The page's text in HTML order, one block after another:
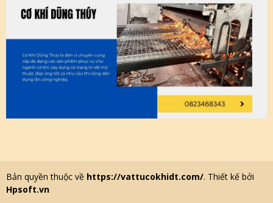
Bản quyền thuộc về https://vattucokhidt.com/. Thiết kế bởi
Hpsoft.vn